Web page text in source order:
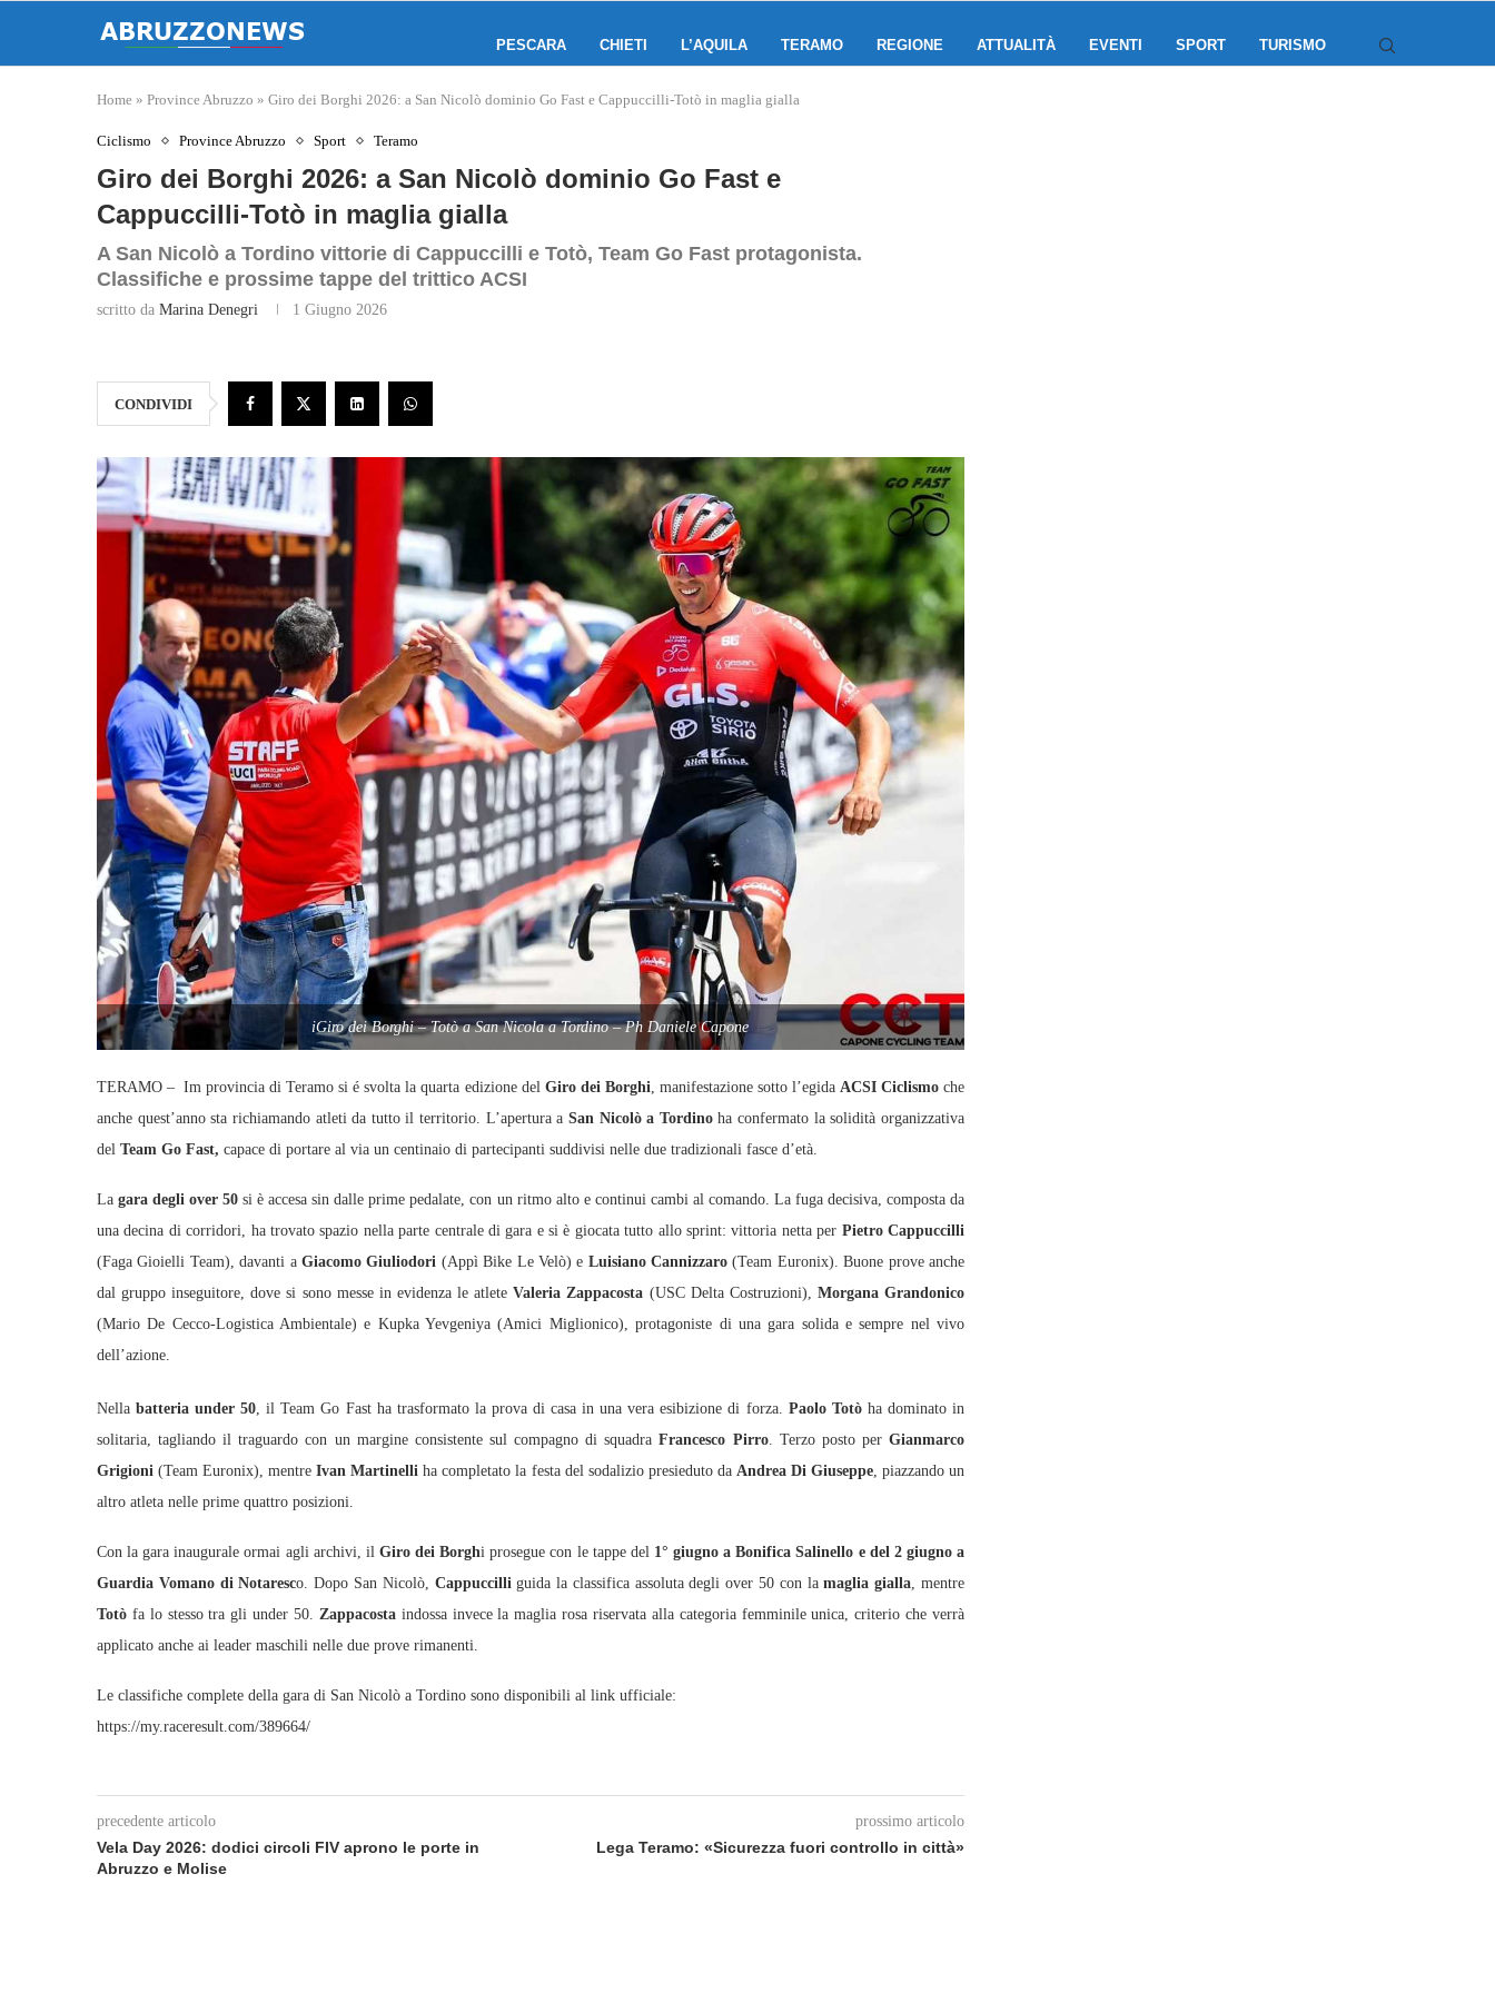
PESCARA CHIETI L’AQUILA TERAMO REGIONE ATTUALITÀ EVENTI SPORT TURISMO
Home » Province Abruzzo » Giro dei Borghi 2026: a San Nicolò dominio Go Fast e Cappuccilli‑Totò in maglia gialla
Ciclismo Province Abruzzo Sport Teramo
Giro dei Borghi 2026: a San Nicolò dominio Go Fast e
Cappuccilli‑Totò in maglia gialla
A San Nicolò a Tordino vittorie di Cappuccilli e Totò, Team Go Fast protagonista.
Classifiche e prossime tappe del trittico ACSI
scritto da Marina Denegri 1 Giugno 2026
CONDIVIDI
iGiro dei Borghi – Totò a San Nicola a Tordino – Ph Daniele Capone
TERAMO – Im provincia di Teramo si é svolta la quarta edizione del Giro dei Borghi , manifestazione sotto l’egida ACSI Ciclismoche
anche quest’anno sta richiamando atleti da tutto il territorio. L’apertura a San Nicolò a Tordinoha confermato la solidità organizzativa
del Team Go Fast, capace di portare al via un centinaio di partecipanti suddivisi nelle due tradizionali fasce d’età.
La gara degli over 50 si è accesa sin dalle prime pedalate, con un ritmo alto e continui cambi al comando. La fuga decisiva, composta da
una decina di corridori, ha trovato spazio nella parte centrale di gara e si è giocata tutto allo sprint: vittoria netta per Pietro Cappuccilli
(Faga Gioielli Team), davanti a Giacomo Giuliodori (Appì Bike Le Velò) e Luisiano Cannizzaro (Team Euronix). Buone prove anche
dal gruppo inseguitore, dove si sono messe in evidenza le atlete Valeria Zappacosta (USC Delta Costruzioni), Morgana Grandonico
(Mario De Cecco‑Logistica Ambientale) e Kupka Yevgeniya (Amici Miglionico), protagoniste di una gara solida e sempre nel vivo
dell’azione.
Nella batteria under 50 , il Team Go Fast ha trasformato la prova di casa in una vera esibizione di forza. Paolo Totòha dominato in
solitaria, tagliando il traguardo con un margine consistente sul compagno di squadra Francesco Pirro. Terzo posto per Gianmarco
Grigioni (Team Euronix), mentreIvan Martinelli ha completato la festa del sodalizio presieduto da Andrea Di Giuseppe, piazzando un
altro atleta nelle prime quattro posizioni.
Con la gara inaugurale ormai agli archivi, il Giro dei Borghi prosegue con le tappe del 1° giugno a Bonifica Salinello e del 2 giugno a
Guardia Vomano di Notaresco. Dopo San Nicolò, Cappuccilli guida la classifica assoluta degli over 50 con lamaglia gialla , mentre
Totò fa lo stesso tra gli under 50. Zappacostaindossa invece la maglia rosa riservata alla categoria femminile unica, criterio che verrà
applicato anche ai leader maschili nelle due prove rimanenti.
Le classifiche complete della gara di San Nicolò a Tordino sono disponibili al link ufficiale:
https://my.raceresult.com/389664/
precedente articolo
Vela Day 2026: dodici circoli FIV aprono le porte in
Abruzzo e Molise
prossimo articolo
Lega Teramo: «Sicurezza fuori controllo in città»